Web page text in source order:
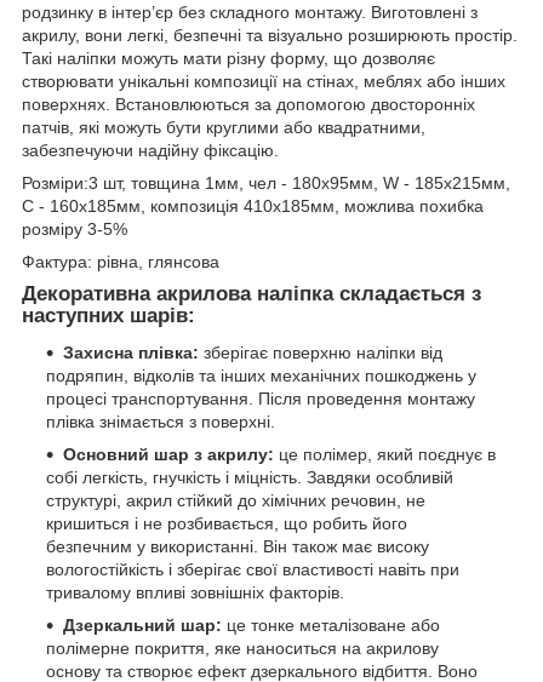
родзинку в інтер’єр без складного монтажу. Виготовлені з
акрилу, вони легкі, безпечні та візуально розширюють простір.
Такі наліпки можуть мати різну форму, що дозволяє
створювати унікальні композиції на стінах, меблях або інших
поверхнях. Встановлюються за допомогою двосторонніх
патчів, які можуть бути круглими або квадратними,
забезпечуючи надійну фіксацію.
Розміри:3 шт, товщина 1мм, чел - 180х95мм, W - 185х215мм,
С - 160х185мм, композиція 410х185мм, можлива похибка
розміру 3-5%
Фактура: рівна, глянсова
Декоративна акрилова наліпка складається з
наступних шарів:
Захисна плівка: зберігає поверхню наліпки від
подряпин, відколів та інших механічних пошкоджень у
процесі транспортування. Після проведення монтажу
плівка знімається з поверхні.
Основний шар з акрилу: це полімер, який поєднує в
собі легкість, гнучкість і міцність. Завдяки особливій
структурі, акрил стійкий до хімічних речовин, не
кришиться і не розбивається, що робить його
безпечним у використанні. Він також має високу
вологостійкість і зберігає свої властивості навіть при
тривалому впливі зовнішніх факторів.
Дзеркальний шар: це тонке металізоване або
полімерне покриття, яке наноситься на акрилову
основу та створює ефект дзеркального відбиття. Воно